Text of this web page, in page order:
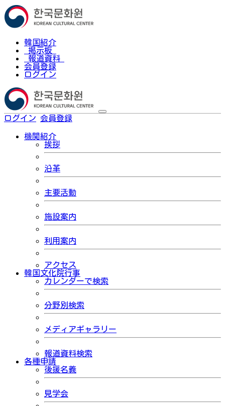
韓国紹介
掲示板
報道資料
会員登録
ログイン
ログイン 会員登録
機関紹介
挨拶
沿革
主要活動
施設案内
利用案内
アクセス
韓国文化院行事
カレンダーで検索
分野別検索
メディアギャラリー
報道資料検索
各種申請
後援名義
見学会